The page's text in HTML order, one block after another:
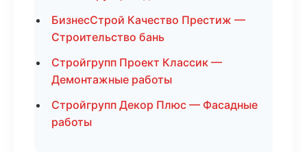
БизнесСтрой Качество Престиж —
Строительство бань
Стройгрупп Проект Классик —
Демонтажные работы
Стройгрупп Декор Плюс — Фасадные
работы